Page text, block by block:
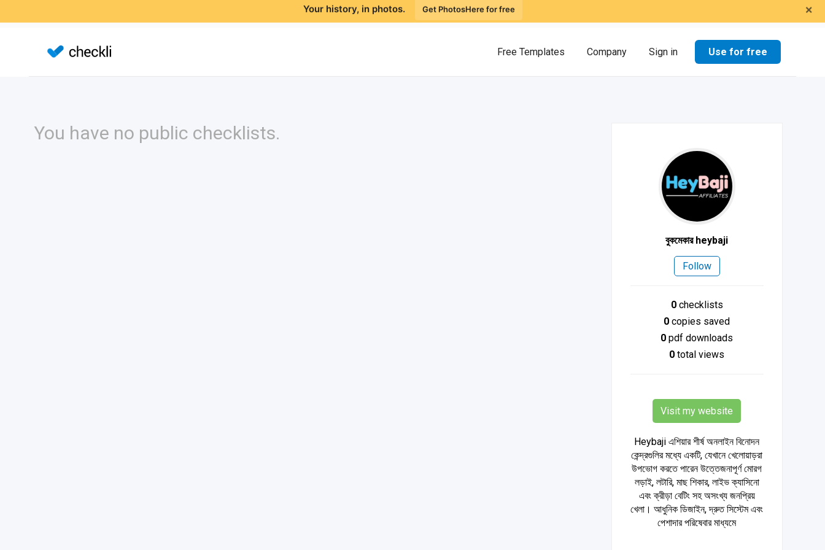
×
Your history, in photos. Get PhotosHere for free
Free Templates Company Sign in Use for free
You have no public checklists.
বুকমেকার heybaji
Follow
0checklists
0 copies saved
0 pdf downloads
0 total views
Visit my website
Heybaji এশিয়ার শীর্ষ অনলাইন বিনোদন
কেন্দ্রগুলির মধ্যে একটি, যেখানে খেলোয়াড়রা
উপভোগ করতে পারেন উত্তেজনাপূর্ণ মোরগ
লড়াই, লটারি, মাছ শিকার, লাইভ ক্যাসিনো
এবং ক্রীড়া বেটিং সহ অসংখ্য জনপ্রিয়
খেলা। আধুনিক ডিজাইন, দ্রুত সিস্টেম এবং
পেশাদার পরিষেবার মাধ্যমে